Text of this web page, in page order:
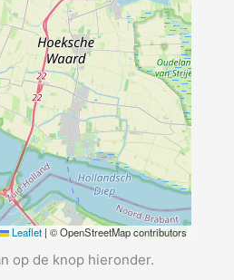
Leaflet| © OpenStreetMap contributors
op de knop hieronder.